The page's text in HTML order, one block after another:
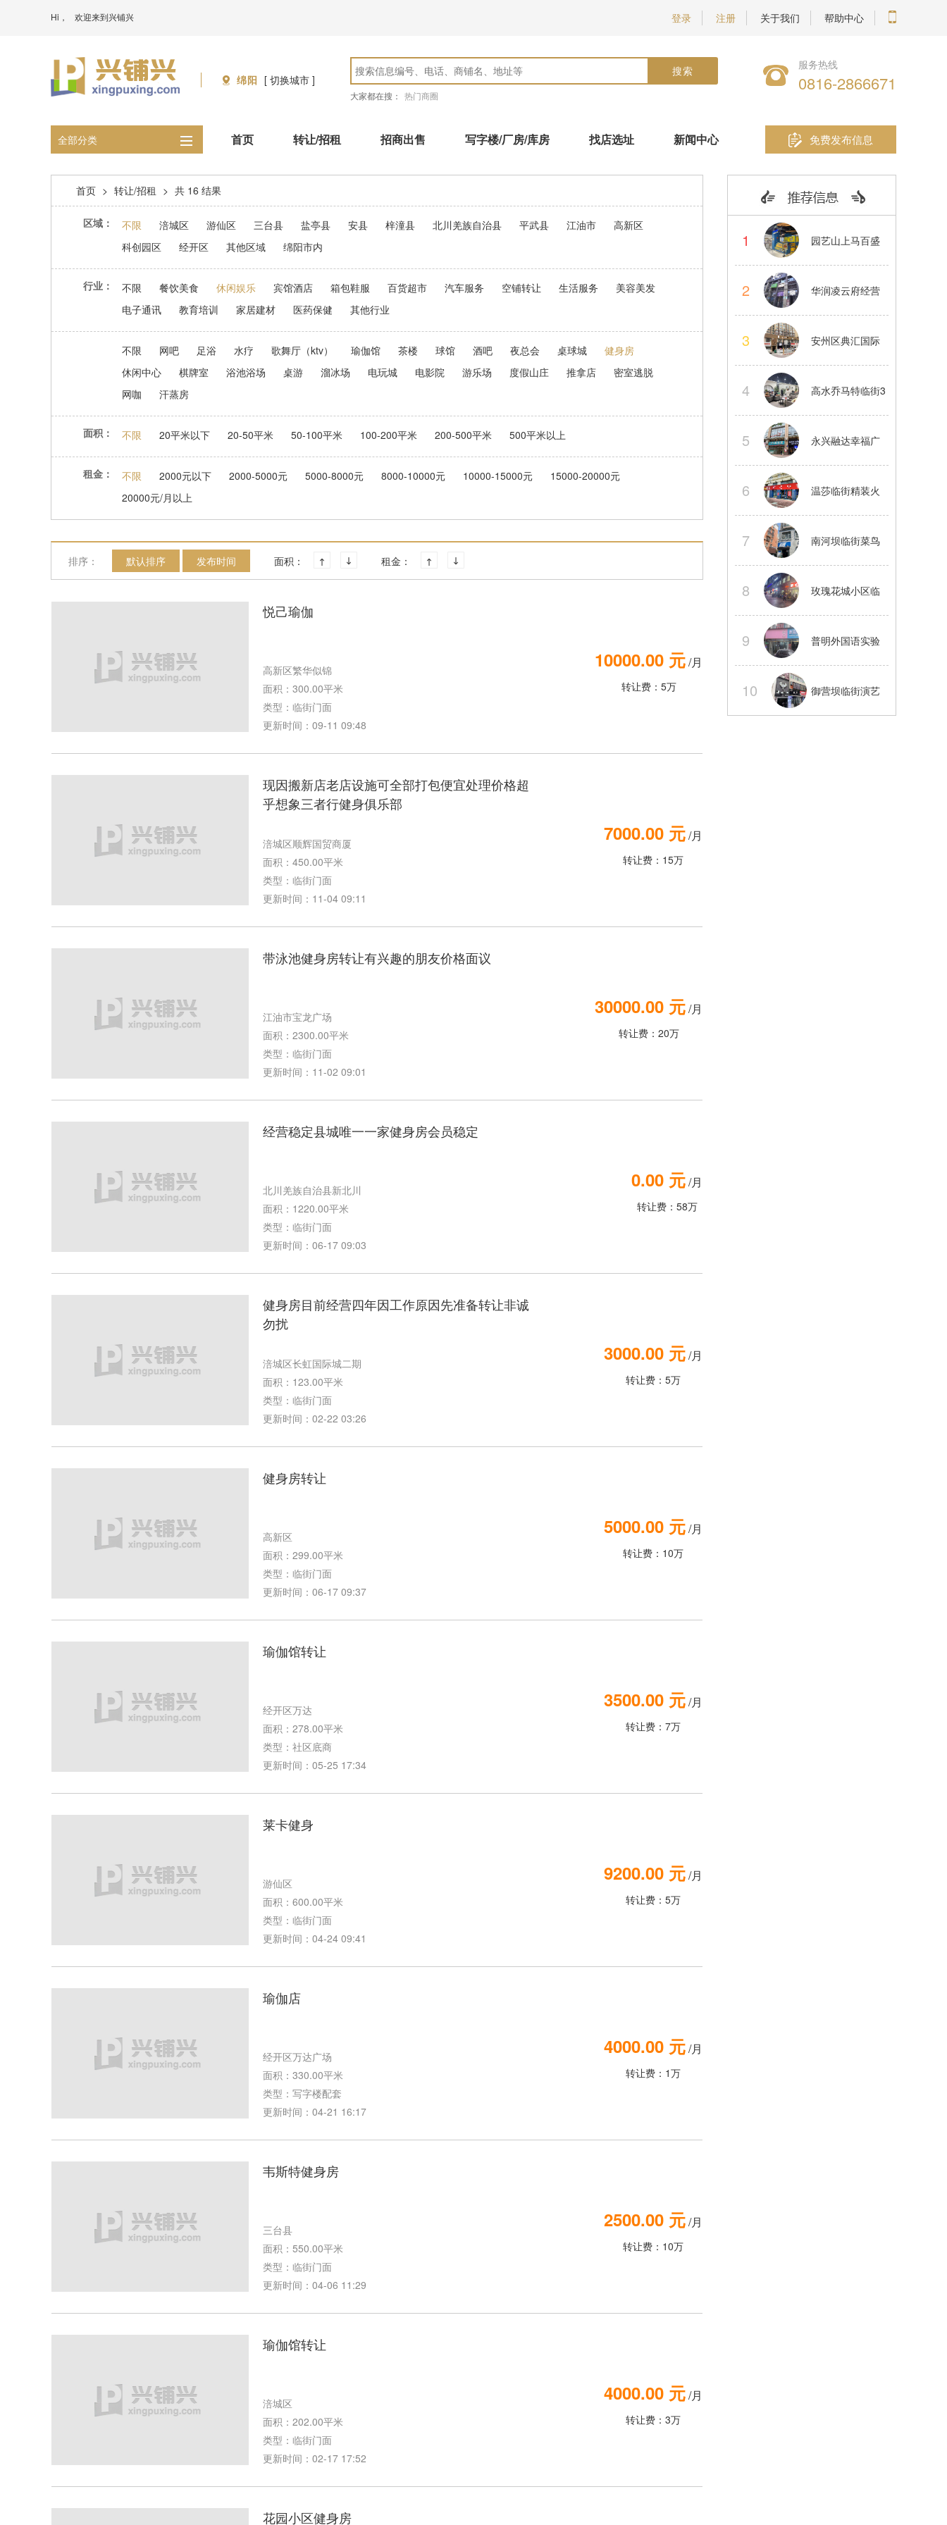
Hi， 欢迎来到兴铺兴 登录 注册 关于我们 帮助中心
绵阳 [ 切换城市 ]
大家都在搜： 热门商圈
服务热线
0816-2866671
全部分类 首页 转让/招租 招商出售 写字楼/厂房/库房 找店选址 新闻中心 免费发布信息
首页 > 转让/招租 > 共 16 结果
区域： 不限 涪城区 游仙区 三台县 盐亭县 安县 梓潼县 北川羌族自治县 平武县 江油市
高新区
科创园区
经开区 其他区域 绵阳市内
行业： 不限 餐饮美食 休闲娱乐 宾馆酒店 箱包鞋服 百货超市 汽车服务 空铺转让 生活服务
美容美发
电子通讯
教育培训 家居建材 医药保健 其他行业
不限 网吧 足浴 水疗 歌舞厅（ktv） 瑜伽馆 茶楼 球馆 酒吧 夜总会 桌球城
健身房
休闲中心
棋牌室 浴池浴场 桌游 溜冰场 电玩城 电影院 游乐场 度假山庄 推拿店
密室逃脱
网咖
汗蒸房
面积： 不限 20平米以下 20-50平米 50-100平米 100-200平米 200-500平米 500平米以上
租金： 不限 2000元以下 2000-5000元 5000-8000元 8000-10000元 10000-15000元
15000-20000元
20000元/月以上
排序： 默认排序 发布时间 面积： 租金：
悦己瑜伽
高新区繁华似锦
面积：300.00平米
类型：临街门面
更新时间：09-11 09:48
10000.00 元/月
转让费：5万
现因搬新店老店设施可全部打包便宜处理价格超
乎想象三者行健身俱乐部
涪城区顺辉国贸商厦
面积：450.00平米
类型：临街门面
更新时间：11-04 09:11
7000.00 元/月
转让费：15万
带泳池健身房转让有兴趣的朋友价格面议
江油市宝龙广场
面积：2300.00平米
类型：临街门面
更新时间：11-02 09:01
30000.00 元/月
转让费：20万
经营稳定县城唯一一家健身房会员稳定
北川羌族自治县新北川
面积：1220.00平米
类型：临街门面
更新时间：06-17 09:03
0.00 元/月
转让费：58万
健身房目前经营四年因工作原因先准备转让非诚
勿扰
涪城区长虹国际城二期
面积：123.00平米
类型：临街门面
更新时间：02-22 03:26
3000.00 元/月
转让费：5万
健身房转让
高新区
面积：299.00平米
类型：临街门面
更新时间：06-17 09:37
5000.00 元/月
转让费：10万
瑜伽馆转让
经开区万达
面积：278.00平米
类型：社区底商
更新时间：05-25 17:34
3500.00 元/月
转让费：7万
莱卡健身
游仙区
面积：600.00平米
类型：临街门面
更新时间：04-24 09:41
9200.00 元/月
转让费：5万
瑜伽店
经开区万达广场
面积：330.00平米
类型：写字楼配套
更新时间：04-21 16:17
4000.00 元/月
转让费：1万
韦斯特健身房
三台县
面积：550.00平米
类型：临街门面
更新时间：04-06 11:29
2500.00 元/月
转让费：10万
瑜伽馆转让
涪城区
面积：202.00平米
类型：临街门面
更新时间：02-17 17:52
4000.00 元/月
转让费：3万
花园小区健身房
1 园艺山上马百盛
2 华润凌云府经营
3 安州区典汇国际
4 高水乔马特临街3
5 永兴融达幸福广
6 温莎临街精装火
系
7 南河坝临街菜鸟
8 玫瑰花城小区临
9 普明外国语实验
10 御营坝临街演艺